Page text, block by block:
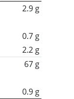
2.9 g
0.7 g
2.2 g
67 g
0.9 g